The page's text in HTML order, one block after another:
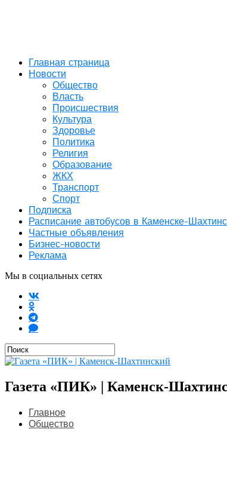
Главная страница
Новости
Общество
Власть
Происшествия
Культура
Здоровье
Политика
Религия
Образование
ЖКХ
Транспорт
Спорт
Подписка
Расписание автобусов в Каменске-
Частные объявления
Бизнес-новости
Реклама
Мы в социальных сетях
Газета «ПИК» | Каменск-
Главное
Общество